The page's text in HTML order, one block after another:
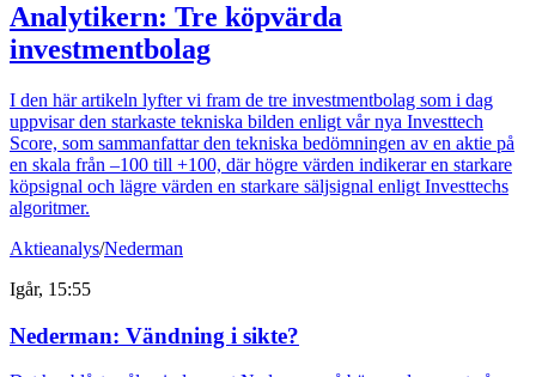
Analytikern: Tre köpvärda
investmentbolag
I den här artikeln lyfter vi fram de tre investmentbolag som i dag
uppvisar den starkaste tekniska bilden enligt vår nya Investtech
Score, som sammanfattar den tekniska bedömningen av en aktie på
en skala från –100 till +100, där högre värden indikerar en starkare
köpsignal och lägre värden en starkare säljsignal enligt Investtechs
algoritmer.
Aktieanalys/Nederman
Igår, 15:55
Nederman: Vändning i sikte?